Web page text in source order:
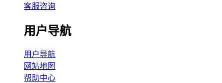
客服咨询
用户导航
用户导航
网站地图
帮助中心